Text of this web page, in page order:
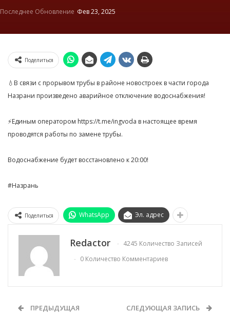
Последнее Обновление Фев 23, 2025
Поделиться
💧В связи с прорывом трубы в районе новостроек в части города
Назрани произведено аварийное отключение водоснабжения!
⚡️Единым оператором https://t.me/ingvoda в настоящее время
проводятся работы по замене трубы.
Водоснабжение будет восстановлено к 20:00!
#Назрань
Поделиться WhatsApp Эл. адрес
Redactor
4245 Количество Записей
0 Количество Комментариев
ПРЕДЫДУЩАЯ
СЛЕДУЮЩАЯ ЗАПИСЬ